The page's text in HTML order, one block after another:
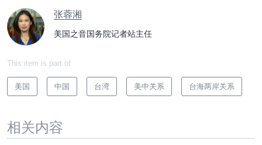
张蓉湘
美国之音国务院记者站主任
This item is part of
美国 中国 台湾 美中关系 台海两岸关系
相关内容